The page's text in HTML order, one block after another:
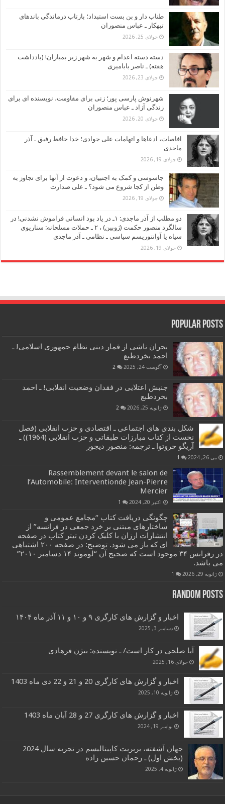
طناب دار و بن بست استبداد؛ بازتاب درماندگی باندهای
تبهکار ـ عباس منصوران
جولای 25, 2026
دسته دسته اعدام و شهر به شهر زیر بمباران! (یادداشت
هفته) ـ ناصر بابامیری
جولای 23, 2026
شهرنوش پارسی پور؛ زنی برای مقاومت، نویسنده ای برای
زندگی آزاد ـ عباس منصوران
جولای 20, 2026
افاضات، ادعاها و اتهامات علی جوادی؛ خدا حافظ رفیق ـ آذر
ماجدی
جولای 19, 2026
جاسوسی و کمک به اجنبیان، و دعوت از آنها برای تجاوز به
وطن از کجا شروع می شود؟ ـ علی صدارت
جولای 19, 2026
دو مطلب از آذر ماجدی: ۱ـ در یاد بود انسانی فراموش نشدنی! در
سالگرد منصور حکمت (ژوبین) ، ۲ ـ حملات مسلحانه: سناریوی
سیاه یا آوانتوریسم سیاسی ـ نظامی ـ آذر ماجدی
جولای 19, 2026
Popular Posts
بحران ناشی از قمار دینی نظام جمهوری اسلامی! ـ
احمد بخردطبع
آگوست 24, 2025 2
جنبش اعتلایی در فقدان وضعیت انقلابی! ـ احمد
بخردطبع
ژانویه 25, 2026 2
شکل بندی های اجتماعی ـ اقتصادی و حزب انقلابی (فصل
نخست از کتاب مبارزات طبقاتی و حزب انقلابی (1964)) ـ
آریگو چروتوا ـ ترجمه: منصور دیجور
می 26, 2024 1
Rassemblement devant le salon de
l’Automobile: Interventionde Jean-Pierre
Mercier
اکتبر 20, 2024 1
چگونگی دریافت کتاب “مجامع عمومی و
ساختارهای مبتنی بر خرد جمعی در فرانسه” از
انتشارات ارزان با کلیک کردن تیتر کتاب در صفحه
ای که باز می شود. توضیح: در صفحه ۲۰۰ اشتباهی
در رفرانس ۳۴ موجود است که صحیح آن “لوموند ۱۴ دسامبر ۲۰۱۰”
می باشد.
ژانویه 29, 2026 1
Random Posts
اخبار و گزارش های کارگری ۹ و ۱۰ و ۱۱ آذر ماه ۱۴۰۴
دسامبر 3, 2025
آیا صلحی در کار است/ ـ نویسنده: بیژن فرهادی
جولای 16, 2025
اخبار و گزارش های کارگری 20 و 21 و 22 دی ماه 1403
ژانویه 10, 2025
اخبار و گزارش های کارگری 27 و 28 آبان ماه 1403
نوامبر 19, 2024
جهان آشفته، بربریت کاپیتالیسم در تجربه سال 2024
(بخش اول) ـ رحمان حسین زاده
ژانویه 4, 2025